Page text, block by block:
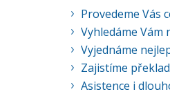
Provedeme Vás
Vyhledáme
Vyjednáme
Zajistíme
Asistence i